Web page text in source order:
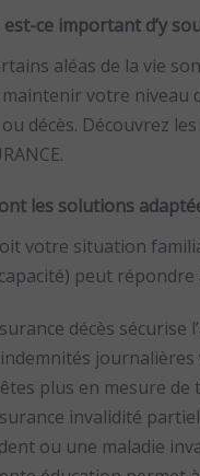
ce important d’y
aléas de la vie
votre niveau
décès. Découvrez
les solutions
votre situation
peut répondre
décès
plus en mesure de
invalidité
ou une maladie